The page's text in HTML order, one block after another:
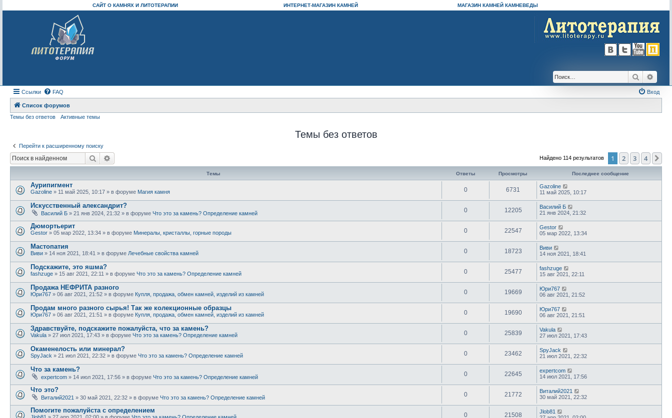
САЙТ О КАМНЯХ И ЛИТОТЕРАПИИ ИНТЕРНЕТ-МАГАЗИН КАМНЕЙ МАГАЗИН КАМНЕЙ КАМНЕВЕДЫ
Поиск
Ссылки FAQ Вход
Список форумов
Темы без ответов
Активные темы
Темы без ответов
Перейти к расширенному поиску
Поиск Найдено 114 результатов 1 2 3 4
Темы Ответы Просмотры Последнее сообщение
Аурипигмент
Gazoline » 11 май 2025, 10:17 » в форуме Магия камня 0 6731
Gazoline
11 май 2025, 10:17
Искусственный александрит?
Василий Б » 21 янв 2024, 21:32 » в форуме Что это за камень? Определение камней 0 12205
Василий Б
21 янв 2024, 21:32
Дюмортьерит
Gestor » 05 мар 2022, 13:34 » в форуме Минералы, кристаллы, горные породы 0 22547
Gestor
05 мар 2022, 13:34
Мастопатия
Виви » 14 ноя 2021, 18:41 » в форуме Лечебные свойства камней 0 18723
Виви
14 ноя 2021, 18:41
Подскажите, это яшма?
fashzuge » 15 авг 2021, 22:11 » в форуме Что это за камень? Определение камней 0 25477
fashzuge
15 авг 2021, 22:11
Продажа НЕФРИТА разного
Юри767 » 06 авг 2021, 21:52 » в форуме Купля, продажа, обмен камней, изделий из камней 0 19669
Юри767
06 авг 2021, 21:52
Продам много разного сырья! Так же колекционные образцы
Юри767 » 06 авг 2021, 21:51 » в форуме Купля, продажа, обмен камней, изделий из камней 0 19690
Юри767
06 авг 2021, 21:51
Здравствуйте, подскажите пожалуйста, что за камень?
Vakula » 27 июл 2021, 17:43 » в форуме Что это за камень? Определение камней 0 25839
Vakula
27 июл 2021, 17:43
Окаменелость или минерал?
SpyJack » 21 июл 2021, 22:32 » в форуме Что это за камень? Определение камней 0 23462
SpyJack
21 июл 2021, 22:32
Что за камень?
expertcom » 14 июл 2021, 17:56 » в форуме Что это за камень? Определение камней 0 22645
expertcom
14 июл 2021, 17:56
Что это?
Виталий2021 » 30 май 2021, 22:32 » в форуме Что это за камень? Определение камней 0 21772
Виталий2021
30 май 2021, 22:32
Помогите пожалуйста с определением
Jlob81 » 27 апр 2021, 02:00 » в форуме Что это за камень? Определение камней 0 21508
Jlob81